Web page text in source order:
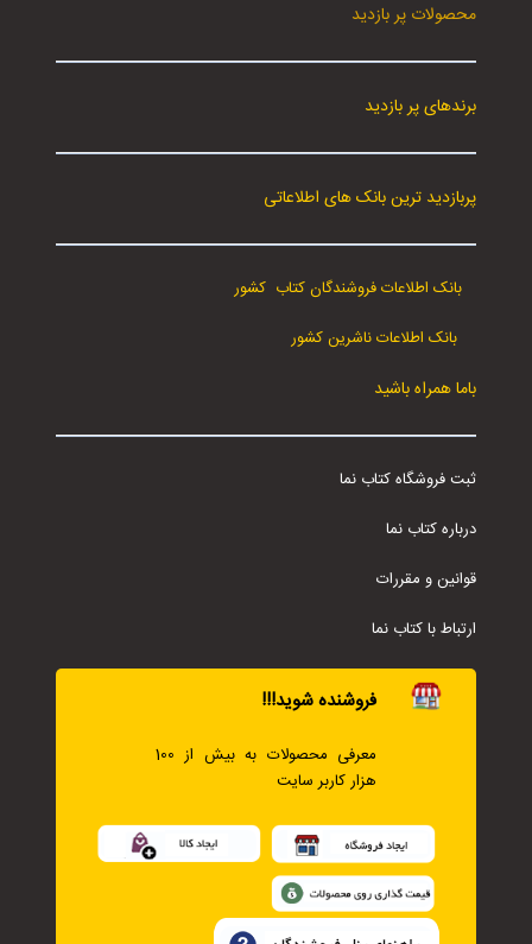
محصولات پر بازدید
برندهای پر بازدید
پربازدید ترین بانک های اطلاعاتی
بانک اطلاعات فروشندگان کتاب کشور
بانک اطلاعات ناشرین کشور
باما همراه باشید
ثبت فروشگاه کتاب نما
درباره کتاب نما
قوانین و مقررات
ارتباط با کتاب نما
فروشنده شوید!!!
معرفی محصولات به بیش از 100
هزار کاربر سایت